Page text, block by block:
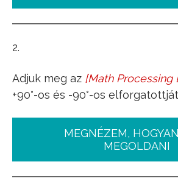
2.
Adjuk meg az [Math Processing
a_=
( 3,2)
+90°-os és -90°-os
MEGNÉZEM,
MEGOLDANI